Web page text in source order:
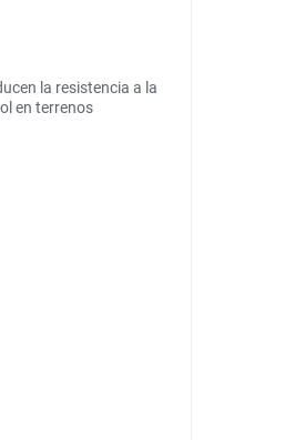
la resistencia a la
en terrenos